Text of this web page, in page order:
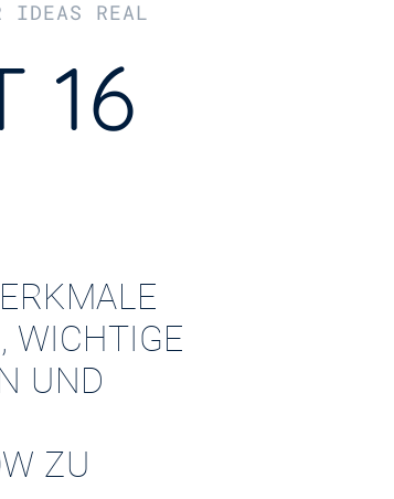
IDEAS REAL
16
WICHTIGE
UND
ZU